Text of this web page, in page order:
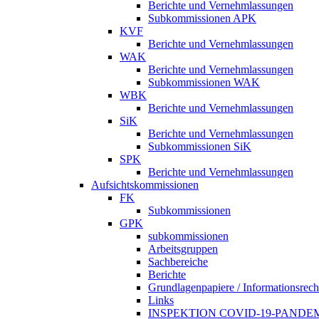
Berichte und Vernehmlassungen
Subkommissionen APK
KVF
Berichte und Vernehmlassungen
WAK
Berichte und Vernehmlassungen
Subkommissionen WAK
WBK
Berichte und Vernehmlassungen
SiK
Berichte und Vernehmlassungen
Subkommissionen SiK
SPK
Berichte und Vernehmlassungen
Aufsichtskommissionen
FK
Subkommissionen
GPK
subkommissionen
Arbeitsgruppen
Sachbereiche
Berichte
Grundlagenpapiere /
Links
INSPEKTION COVID-19-